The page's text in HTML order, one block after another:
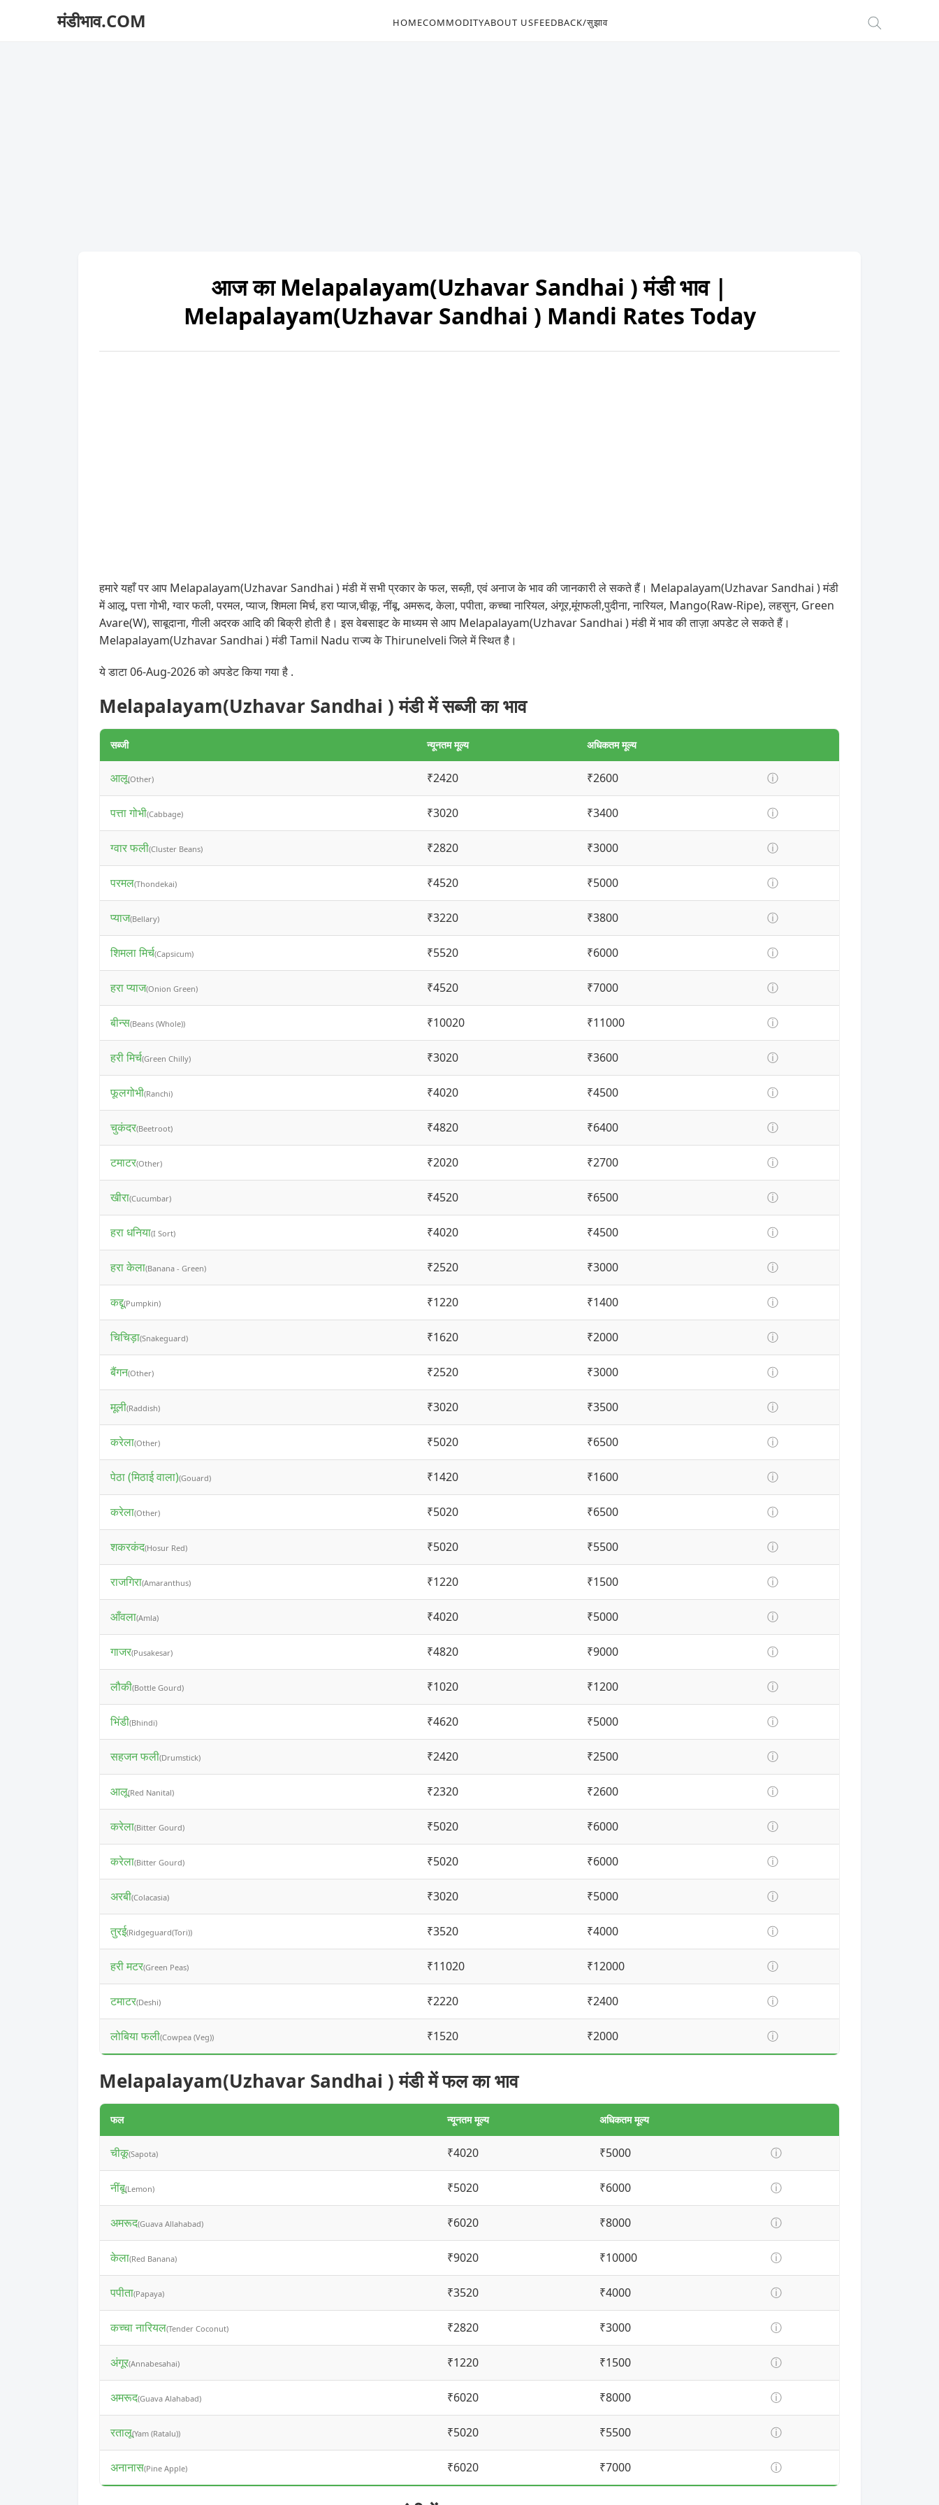
मंडीभाव.COM HOMECOMMODITYABOUT USFEEDBACK/सुझाव
आज का Melapalayam(Uzhavar Sandhai ) मंडी भाव |
Melapalayam(Uzhavar Sandhai ) Mandi Rates Today
हमारे यहाँ पर आप Melapalayam(Uzhavar Sandhai ) मंडी में सभी प्रकार के फल, सब्ज़ी, एवं अनाज के भाव की जानकारी ले सकते हैं। Melapalayam(Uzhavar Sandhai ) मंडी
में आलू, पत्ता गोभी, ग्वार फली, परमल, प्याज, शिमला मिर्च, हरा प्याज,चीकू, नींबू, अमरूद, केला, पपीता, कच्चा नारियल, अंगूर,मूंगफली,पुदीना, नारियल, Mango(Raw-Ripe), लहसुन, Green
Avare(W), साबूदाना, गीली अदरक आदि की बिक्री होती है। इस वेबसाइट के माध्यम से आप Melapalayam(Uzhavar Sandhai ) मंडी में भाव की ताज़ा अपडेट ले सकते हैं।
Melapalayam(Uzhavar Sandhai ) मंडी Tamil Nadu राज्य के Thirunelveli जिले में स्थित है।
ये डाटा 06-Aug-2026 को अपडेट किया गया है .
Melapalayam(Uzhavar Sandhai ) मंडी में सब्जी का भाव
सब्जी न्यूनतम मूल्य अधिकतम मूल्य
आलू(Other) ₹2420 ₹2600 ⓘ
पत्ता गोभी(Cabbage) ₹3020 ₹3400 ⓘ
ग्वार फली(Cluster Beans) ₹2820 ₹3000 ⓘ
परमल(Thondekai) ₹4520 ₹5000 ⓘ
प्याज(Bellary) ₹3220 ₹3800 ⓘ
शिमला मिर्च(Capsicum) ₹5520 ₹6000 ⓘ
हरा प्याज(Onion Green) ₹4520 ₹7000 ⓘ
बीन्स(Beans (Whole)) ₹10020 ₹11000 ⓘ
हरी मिर्च(Green Chilly) ₹3020 ₹3600 ⓘ
फूलगोभी(Ranchi) ₹4020 ₹4500 ⓘ
चुकंदर(Beetroot) ₹4820 ₹6400 ⓘ
टमाटर(Other) ₹2020 ₹2700 ⓘ
खीरा(Cucumbar) ₹4520 ₹6500 ⓘ
हरा धनिया(I Sort) ₹4020 ₹4500 ⓘ
हरा केला(Banana - Green) ₹2520 ₹3000 ⓘ
कद्दू(Pumpkin) ₹1220 ₹1400 ⓘ
चिचिड़ा(Snakeguard) ₹1620 ₹2000 ⓘ
बैंगन(Other) ₹2520 ₹3000 ⓘ
मूली(Raddish) ₹3020 ₹3500 ⓘ
करेला(Other) ₹5020 ₹6500 ⓘ
पेठा (मिठाई वाला)(Gouard) ₹1420 ₹1600 ⓘ
करेला(Other) ₹5020 ₹6500 ⓘ
शकरकंद(Hosur Red) ₹5020 ₹5500 ⓘ
राजगिरा(Amaranthus) ₹1220 ₹1500 ⓘ
आँवला(Amla) ₹4020 ₹5000 ⓘ
गाजर(Pusakesar) ₹4820 ₹9000 ⓘ
लौकी(Bottle Gourd) ₹1020 ₹1200 ⓘ
भिंडी(Bhindi) ₹4620 ₹5000 ⓘ
सहजन फली(Drumstick) ₹2420 ₹2500 ⓘ
आलू(Red Nanital) ₹2320 ₹2600 ⓘ
करेला(Bitter Gourd) ₹5020 ₹6000 ⓘ
करेला(Bitter Gourd) ₹5020 ₹6000 ⓘ
अरबी(Colacasia) ₹3020 ₹5000 ⓘ
तुरई(Ridgeguard(Tori)) ₹3520 ₹4000 ⓘ
हरी मटर(Green Peas) ₹11020 ₹12000 ⓘ
टमाटर(Deshi) ₹2220 ₹2400 ⓘ
लोबिया फली(Cowpea (Veg)) ₹1520 ₹2000 ⓘ
Melapalayam(Uzhavar Sandhai ) मंडी में फल का भाव
फल न्यूनतम मूल्य अधिकतम मूल्य
चीकू(Sapota) ₹4020 ₹5000 ⓘ
नींबू(Lemon) ₹5020 ₹6000 ⓘ
अमरूद(Guava Allahabad) ₹6020 ₹8000 ⓘ
केला(Red Banana) ₹9020 ₹10000 ⓘ
पपीता(Papaya) ₹3520 ₹4000 ⓘ
कच्चा नारियल(Tender Coconut) ₹2820 ₹3000 ⓘ
अंगूर(Annabesahai) ₹1220 ₹1500 ⓘ
अमरूद(Guava Alahabad) ₹6020 ₹8000 ⓘ
रतालू(Yam (Ratalu)) ₹5020 ₹5500 ⓘ
अनानास(Pine Apple) ₹6020 ₹7000 ⓘ